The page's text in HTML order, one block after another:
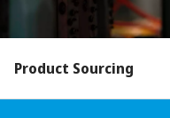
COOLMAX® ALL
LYCRA®
Product Sourcing